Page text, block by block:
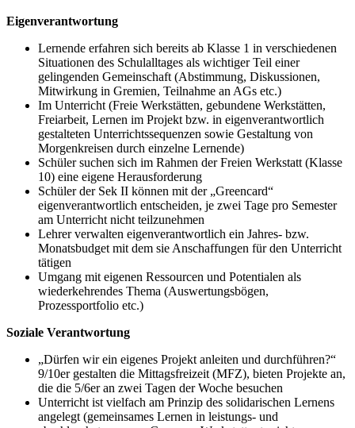
Eigenverantwortung
Lernende erfahren sich bereits ab Klasse 1 in verschiedenen
Situationen des Schulalltages als wichtiger Teil einer
gelingenden Gemeinschaft (Abstimmung, Diskussionen,
Mitwirkung in Gremien, Teilnahme an AGs etc.)
Im Unterricht (Freie Werkstätten, gebundene Werkstätten,
Freiarbeit, Lernen im Projekt bzw. in eigenverantwortlich
gestalteten Unterrichtssequenzen sowie Gestaltung von
Morgenkreisen durch einzelne Lernende)
Schüler suchen sich im Rahmen der Freien Werkstatt (Klasse
10) eine eigene Herausforderung
Schüler der Sek II können mit der „Greencard“
eigenverantwortlich entscheiden, je zwei Tage pro Semester
am Unterricht nicht teilzunehmen
Lehrer verwalten eigenverantwortlich ein Jahres- bzw.
Monatsbudget mit dem sie Anschaffungen für den Unterricht
tätigen
Umgang mit eigenen Ressourcen und Potentialen als
wiederkehrendes Thema (Auswertungsbögen,
Prozessportfolio etc.)
Soziale Verantwortung
„Dürfen wir ein eigenes Projekt anleiten und durchführen?“
9/10er gestalten die Mittagsfreizeit (MFZ), bieten Projekte an,
die die 5/6er an zwei Tagen der Woche besuchen
Unterricht ist vielfach am Prinzip des solidarischen Lernens
angelegt (gemeinsames Lernen in leistungs- und